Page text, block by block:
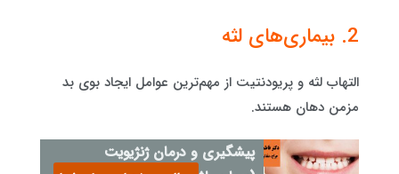
2. بیماری‌های لثه
التهاب لثه و پریودنتیت از مهم‌ترین عوامل ایجاد بوی بد
مزمن دهان هستند.
پیشگیری و درمان ژنژیویت